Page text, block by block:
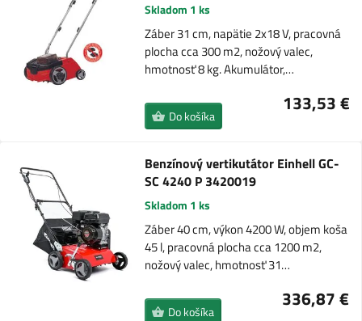
Skladom 1 ks
Záber 31 cm, napätie 2x18 V, pracovná
plocha cca 300 m2, nožový valec,
hmotnosť 8 kg. Akumulátor,…
133,53 €
Do košíka
Benzínový vertikutátor Einhell GC-
SC 4240 P 3420019
Skladom 1 ks
Záber 40 cm, výkon 4200 W, objem koša
45 l, pracovná plocha cca 1200 m2,
nožový valec, hmotnosť 31…
336,87 €
Do košíka